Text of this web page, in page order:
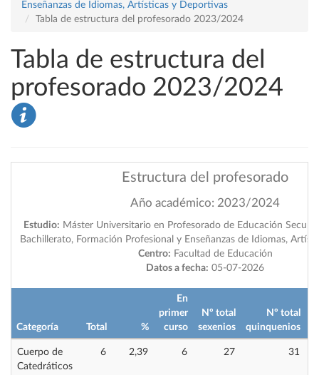
Enseñanzas de Idiomas, Artísticas y Deportivas
Tabla de estructura del profesorado 2023/2024
Tabla de estructura del
profesorado 2023/2024
Estructura del profesorado
Año académico: 2023/2024
Estudio: Máster Universitario en Profesorado de Educación
Bachillerato, Formación Profesional y Enseñanzas de Idiomas,
Centro: Facultad de Educación
Datos a fecha: 05-07-2026
Categoría Total %
En
primer
curso
Nº total
sexenios
Nº total
quinquenios
Cuerpo de
Catedráticos
6 2,39 6 27 31